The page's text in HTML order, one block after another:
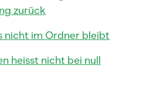
zurück
nicht im Ordner bleibt
heisst nicht bei null